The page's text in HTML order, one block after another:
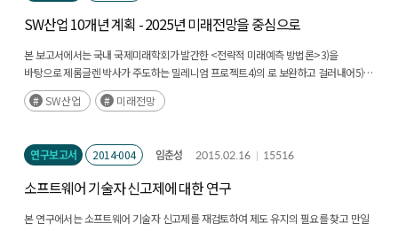
SW산업 10개년 계획 - 2025년 미래전망을 중심으로
본 보고서에서는 국내 국제미래학회가 발간한 <전략적 미래예측 방법론>3)을
바탕으로 제롬글렌 박사가 주도하는 밀레니엄 프로젝트4)의로 보완하고 걸러내어5)
미래연구 방법론으로 요약, 정리함
SW산업 미래전망
연구보고서 2014-004 임춘성 2015.02.16 15516
소프트웨어 기술자 신고제에 대한 연구
본 연구에서는 소프트웨어 기술자 신고제를 재검토하여 제도 유지의 필요를 찾고 만일